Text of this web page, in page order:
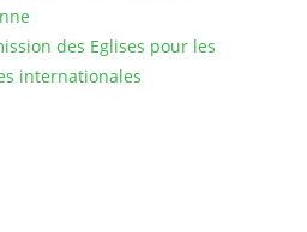
des Eglises pour les
internationales